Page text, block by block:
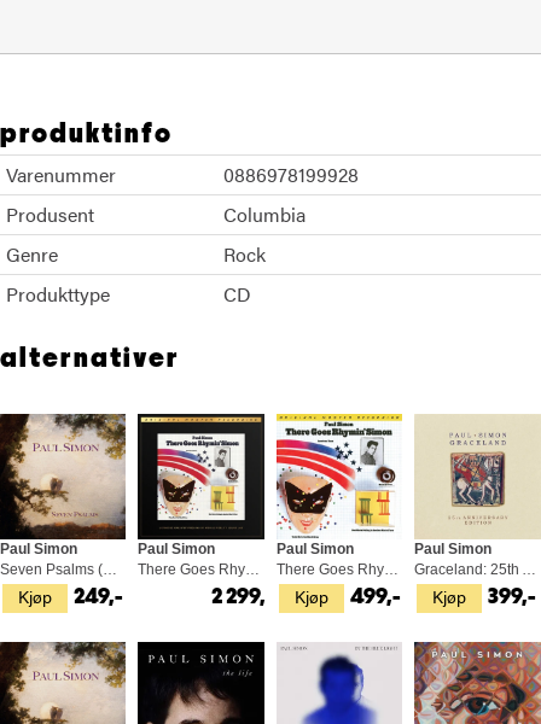
produktinfo
Varenummer
0886978199928
Produsent
Columbia
Genre
Rock
Produkttype
CD
alternativer
Kjøp
Paul Simon
Seven Psalms (CD)
249,-
Paul Simon
There Goes Rhymin'… - UltraDisc (2LP)
2 299,- Kjøp
Paul Simon
There Goes Rhymin' Simon (SACD-Hybrid)
499,- Kjøp
Paul Simon
Graceland: 25th Anniversary (LP)
399,-